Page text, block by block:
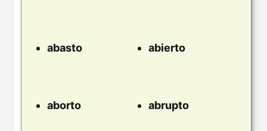
abasto abierto
aborto abrupto